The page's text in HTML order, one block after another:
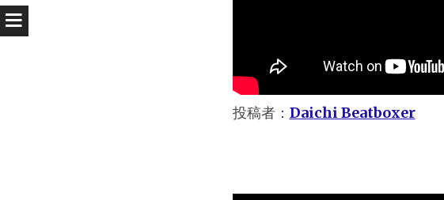
投稿者： Daichi Beatboxer